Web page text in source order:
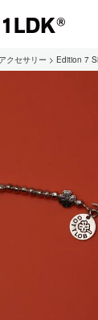
限定
アクセサリー Edition 7